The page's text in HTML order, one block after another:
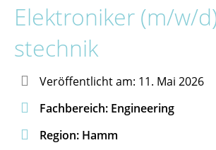
Elektroniker (m/w/
stechnik
 Veröffentlicht am: 11. Mai 2026
 Fachbereich: Engineering
 Region: Hamm